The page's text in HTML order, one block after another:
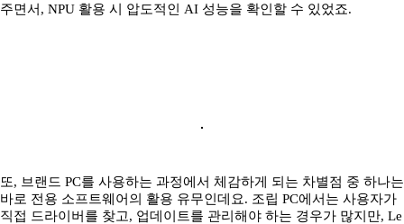
주면서, NPU 활용 시 압도적인 AI 성능을 확인할 수 있었죠.
또, 브랜드 PC를 사용하는 과정에서 체감하게 되는 차별점 중 하나는
바로 전용 소프트웨어의 활용 유무인데요. 조립 PC에서는 사용자가
직접 드라이버를 찾고, 업데이트를 관리해야 하는 경우가 많지만, Le